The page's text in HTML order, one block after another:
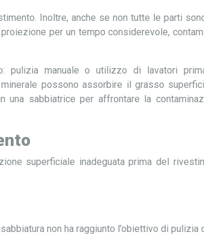
Inoltre, anche se non tutte le parti
per un tempo considerevole,
pulizia manuale o utilizzo di lavatori
possono assorbire il grasso
sabbiatrice per affrontare la
superficiale inadeguata prima del
non ha raggiunto l’obiettivo di pulizia